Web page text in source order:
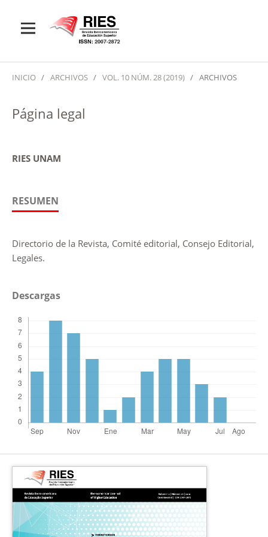
INICIO / ARCHIVOS / VOL. 10 NÚM. 28 (2019) / ARCHIVOS
Página legal
RIES UNAM
RESUMEN
Directorio de la Revista, Comité editorial, Consejo Editorial,
Legales.
Descargas